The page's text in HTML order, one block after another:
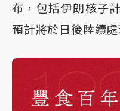
布，包括伊朗核子
預計將於日後陸續處